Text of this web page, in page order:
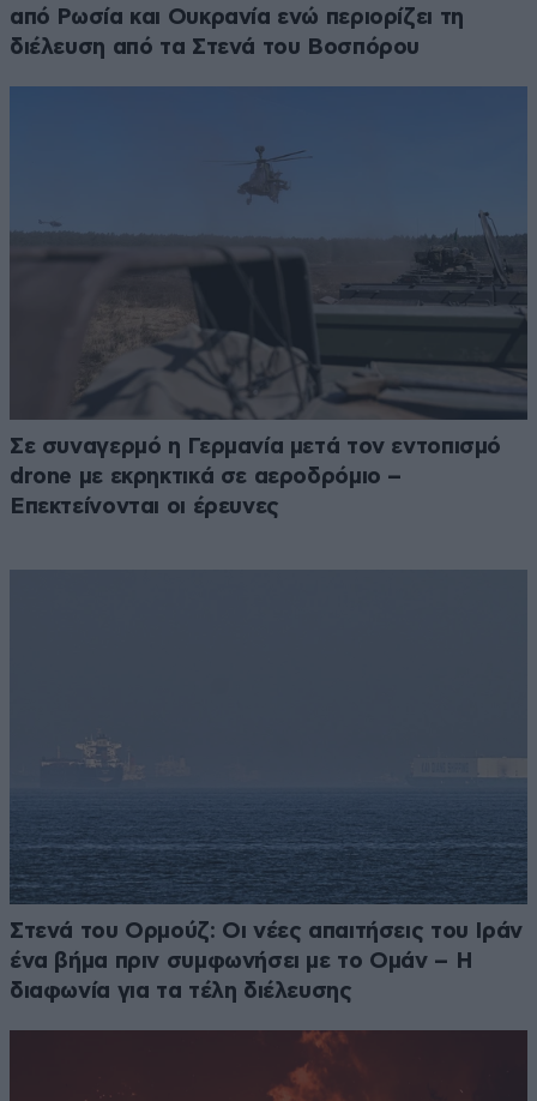
από Ρωσία και Ουκρανία ενώ περιορίζει τη
διέλευση από τα Στενά του Βοσπόρου
Σε συναγερμό η Γερμανία μετά τον εντοπισμό
drone με εκρηκτικά σε αεροδρόμιο –
Επεκτείνονται οι έρευνες
Στενά του Ορμούζ: Οι νέες απαιτήσεις του Ιράν
ένα βήμα πριν συμφωνήσει με το Ομάν – Η
διαφωνία για τα τέλη διέλευσης